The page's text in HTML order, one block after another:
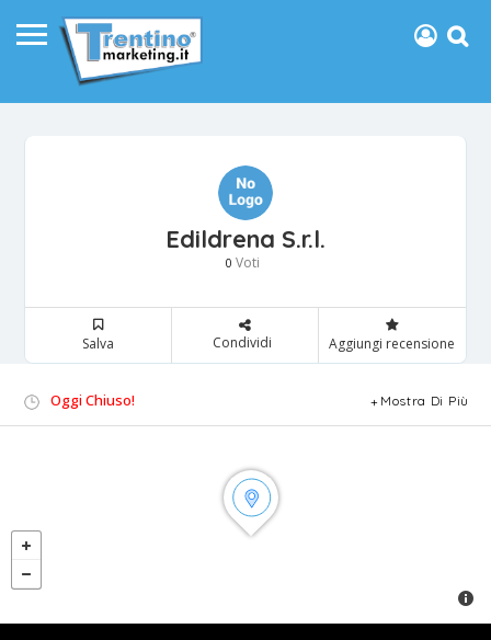
Edildrena S.r.l.
0 Voti
Salva Condividi Aggiungi recensione
Oggi Chiuso! Mostra Di Più